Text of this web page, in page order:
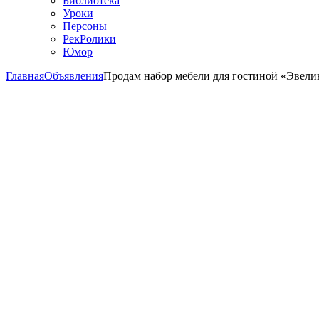
Уроки
Персоны
РекРолики
Юмор
ГлавнаяОбъявленияПродам набор мебели для гостиной